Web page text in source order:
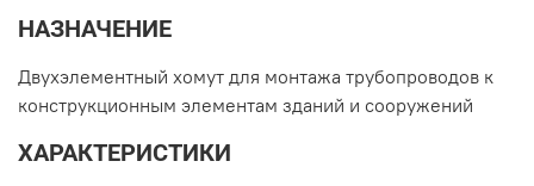
НАЗНАЧЕНИЕ
Двухэлементный хомут для монтажа трубопроводов к
конструкционным элементам зданий и сооружений
ХАРАКТЕРИСТИКИ